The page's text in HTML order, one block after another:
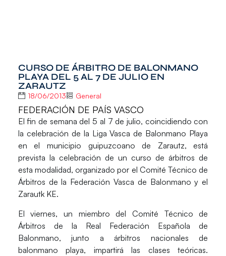
CURSO DE ÁRBITRO DE BALONMANO
PLAYA DEL 5 AL 7 DE JULIO EN
ZARAUTZ
18/06/2013 General
FEDERACIÓN DE PAÍS VASCO
El fin de semana del 5 al 7 de julio, coincidiendo con
la celebración de la Liga Vasca de Balonmano Playa
en el municipio guipuzcoano de Zarautz, está
prevista la celebración de un curso de árbitros de
esta modalidad, organizado por el Comité Técnico de
Árbitros de la Federación Vasca de Balonmano y el
Zarautk KE.
El viernes, un miembro del Comité Técnico de
Árbitros de la Real Federación Española de
Balonmano, junto a árbitros nacionales de
balonmano playa, impartirá las clases teóricas.